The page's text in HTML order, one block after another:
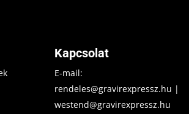
Kapcsolat
E-mail:
rendeles@gravirexpressz.hu |
westend@gravirexpressz.hu